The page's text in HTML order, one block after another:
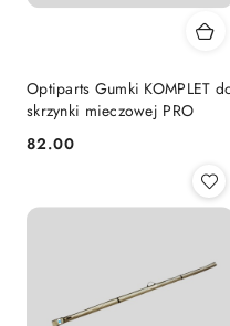
Optiparts Gumki KOMPLET
skrzynki mieczowej PRO
Cena:
82.00